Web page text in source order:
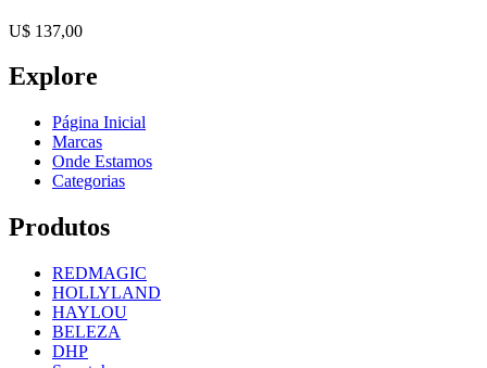
U$ 137,00
Explore
Página Inicial
Marcas
Onde Estamos
Categorias
Produtos
REDMAGIC
HOLLYLAND
HAYLOU
BELEZA
DHP